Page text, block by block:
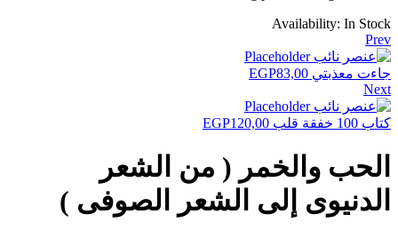
Availability: In Stock
Prev
جاءت معذبتي EGP83,00
Next
كتاب 100 خفقة قلب EGP120,00
الحب والخمر ( من الشعر
الدنيوى إلى الشعر الصوفى )